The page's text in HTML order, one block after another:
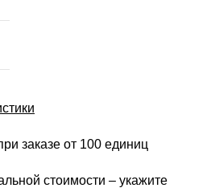
заказе от 100 единиц
стоимости – укажите